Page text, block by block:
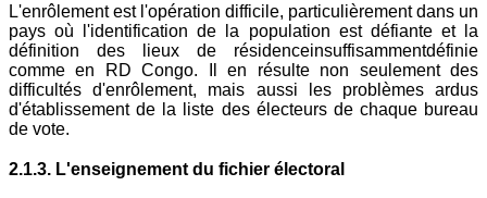
L'enrôlement est l'opération difficile, particulièrement dans un
pays où l'identification de la population est défiante et la
définition des lieux de résidenceinsuffisammentdéfinie
comme en RD Congo. Il en résulte non seulement des
difficultés d'enrôlement, mais aussi les problèmes ardus
d'établissement de la liste des électeurs de chaque bureau
de vote.
2.1.3. L'enseignement du fichier électoral